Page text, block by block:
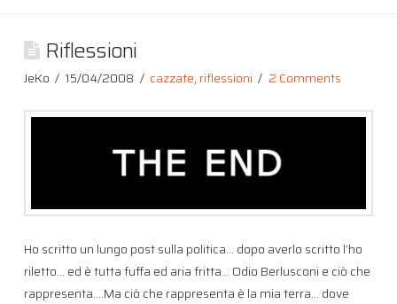
Riflessioni
JeKo 15/04/2008 cazzate, riflessioni 2 Comments
Ho scritto un lungo post sulla politica… dopo averlo scritto l’ho
riletto… ed è tutta fuffa ed aria fritta… Odio Berlusconi e ciò che
rappresenta….Ma ciò che rappresenta è la mia terra… dove